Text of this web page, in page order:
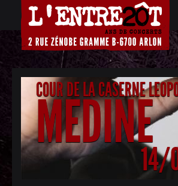
COUR DE LA CASERNE
MEDINE
14/